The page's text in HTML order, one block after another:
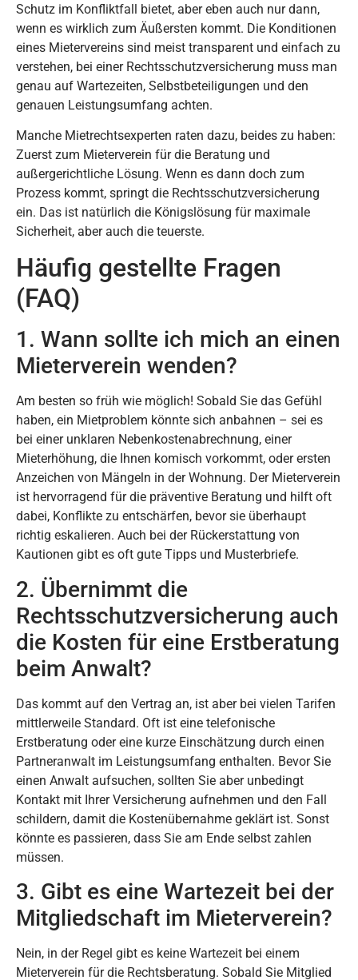
Schutz im Konfliktfall bietet, aber eben auch nur dann,
wenn es wirklich zum Äußersten kommt. Die Konditionen
eines Mietervereins sind meist transparent und einfach zu
verstehen, bei einer Rechtsschutzversicherung muss man
genau auf Wartezeiten, Selbstbeteiligungen und den
genauen Leistungsumfang achten.
Manche Mietrechtsexperten raten dazu, beides zu haben:
Zuerst zum Mieterverein für die Beratung und
außergerichtliche Lösung. Wenn es dann doch zum
Prozess kommt, springt die Rechtsschutzversicherung
ein. Das ist natürlich die Königslösung für maximale
Sicherheit, aber auch die teuerste.
Häufig gestellte Fragen
(FAQ)
1. Wann sollte ich mich an einen
Mieterverein wenden?
Am besten so früh wie möglich! Sobald Sie das Gefühl
haben, ein Mietproblem könnte sich anbahnen – sei es
bei einer unklaren Nebenkostenabrechnung, einer
Mieterhöhung, die Ihnen komisch vorkommt, oder ersten
Anzeichen von Mängeln in der Wohnung. Der Mieterverein
ist hervorragend für die präventive Beratung und hilft oft
dabei, Konflikte zu entschärfen, bevor sie überhaupt
richtig eskalieren. Auch bei der Rückerstattung von
Kautionen gibt es oft gute Tipps und Musterbriefe.
2. Übernimmt die
Rechtsschutzversicherung auch
die Kosten für eine Erstberatung
beim Anwalt?
Das kommt auf den Vertrag an, ist aber bei vielen Tarifen
mittlerweile Standard. Oft ist eine telefonische
Erstberatung oder eine kurze Einschätzung durch einen
Partneranwalt im Leistungsumfang enthalten. Bevor Sie
einen Anwalt aufsuchen, sollten Sie aber unbedingt
Kontakt mit Ihrer Versicherung aufnehmen und den Fall
schildern, damit die Kostenübernahme geklärt ist. Sonst
könnte es passieren, dass Sie am Ende selbst zahlen
müssen.
3. Gibt es eine Wartezeit bei der
Mitgliedschaft im Mieterverein?
Nein, in der Regel gibt es keine Wartezeit bei einem
Mieterverein für die Rechtsberatung. Sobald Sie Mitglied